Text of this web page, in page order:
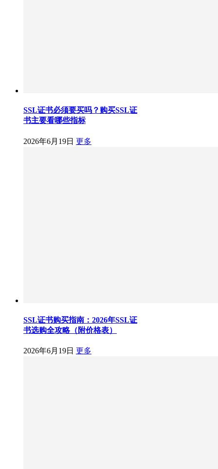
SSL证书必须要买吗？购买SSL证
书主要看哪些指标
2026年6月19日 更多
SSL证书购买指南：2026年SSL证
书选购全攻略（附价格表）
2026年6月19日 更多